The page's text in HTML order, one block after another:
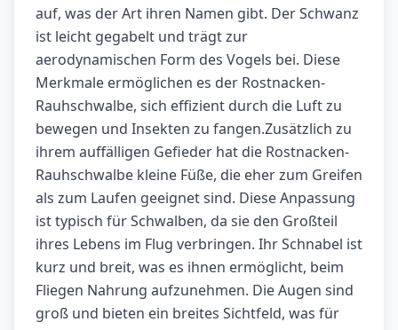
auf, was der Art ihren Namen gibt. Der Schwanz
ist leicht gegabelt und trägt zur
aerodynamischen Form des Vogels bei. Diese
Merkmale ermöglichen es der Rostnacken-
Rauhschwalbe, sich effizient durch die Luft zu
bewegen und Insekten zu fangen.Zusätzlich zu
ihrem auffälligen Gefieder hat die Rostnacken-
Rauhschwalbe kleine Füße, die eher zum Greifen
als zum Laufen geeignet sind. Diese Anpassung
ist typisch für Schwalben, da sie den Großteil
ihres Lebens im Flug verbringen. Ihr Schnabel ist
kurz und breit, was es ihnen ermöglicht, beim
Fliegen Nahrung aufzunehmen. Die Augen sind
groß und bieten ein breites Sichtfeld, was für